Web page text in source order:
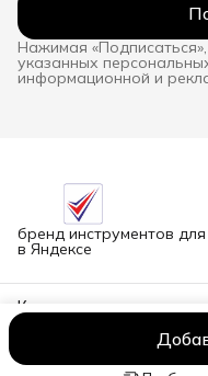
Нажимая
указанных
информационной и
бренд инструментов
в Яндексе
Контакты
г.Новосибирск улица
Телефон
ООО NORCODОплата